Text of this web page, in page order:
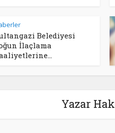
Belediyesi
İlaçlama
Yazar